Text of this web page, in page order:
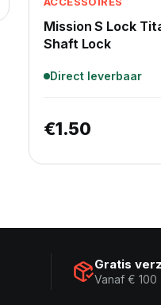
Mission S Lock
Shaft Lock
Direct leverbaar
€1.50
Gratis
Vanaf € 100